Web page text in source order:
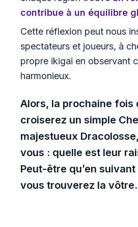
contribue à un équilibre
Cette réflexion peut nous
spectateurs et joueurs, à
propre ikigai en observant
harmonieux.
Alors, la prochaine fois
croiserez un simple
majestueux Dracolosse
vous : quelle est leur
Peut-être qu’en
vous trouverez la vôtre.